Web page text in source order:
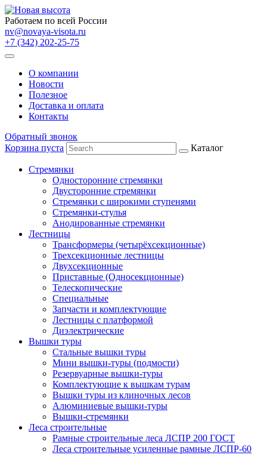
Работаем по всей России
nv@novaya-visota.ru
+7 (342) 202-25-75
О компании
Новости
Полезное
Доставка и оплата
Контакты
Обратный звонок
Корзина пуста
Каталог
Стремянки
Односторонние стремянки
Двусторонние стремянки
Стремянки с широкими ступенями
Стремянки-стулья
Анодированные стремянки
Лестницы
Трансформеры (четырёхсекционные)
Трехсекционные лестницы
Двухсекционные
Приставные (Односекционные)
Телескопические
Специальные
Запчасти и комплектующие
Лестницы с платформой
Диэлектрические
Вышки туры
Стальные вышки туры
Мини вышки-туры (подмости)
Резервуарные вышки-туры
Комплектующие к вышкам турам
Вышки туры из клиночных лесов
Алюминиевые вышки-туры
Вышки-стремянки
Леса строительные
Рамные строительные леса ЛСПР 200 ГОСТ
Леса строительные усиленные рамные ЛСПР-60